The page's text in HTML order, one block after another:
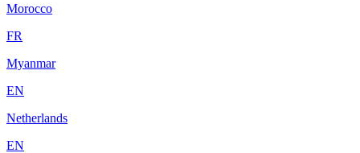
Morocco
FR
Myanmar
EN
Netherlands
EN